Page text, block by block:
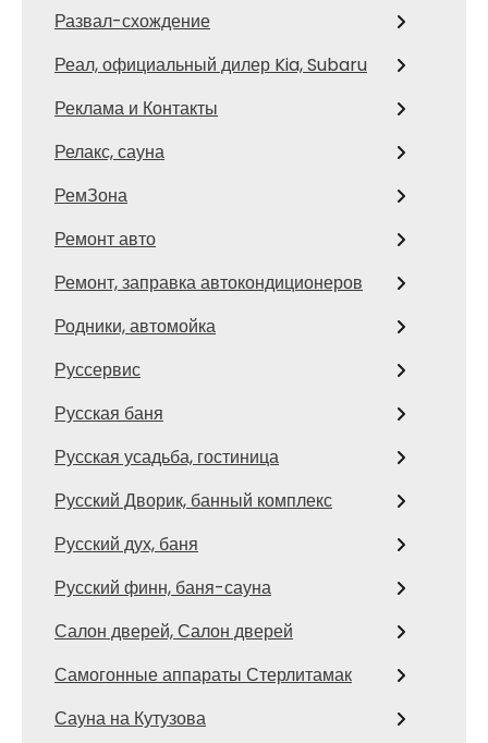
Развал-схождение
Реал, официальный дилер Kia, Subaru
Реклама и Контакты
Релакс, сауна
РемЗона
Ремонт авто
Ремонт, заправка автокондиционеров
Родники, автомойка
Руссервис
Русская баня
Русская усадьба, гостиница
Русский Дворик, банный комплекс
Русский дух, баня
Русский финн, баня-сауна
Салон дверей, Салон дверей
Самогонные аппараты Стерлитамак
Сауна на Кутузова